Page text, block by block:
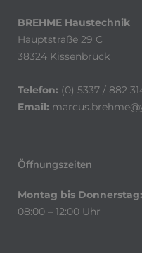
BREHME Haustechnik
Hauptstraße 29 C
38324 Kissenbrück
Telefon: (0) 5337 / 882
Email:
Öffnungszeiten
Montag bis Donnerstag:
08:00 – 12:00 Uhr